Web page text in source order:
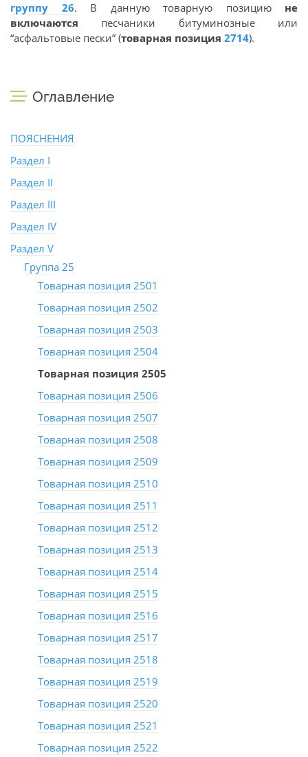
группу 26. В данную товарную позицию не
включаются песчаники битуминозные или
“асфальтовые пески” (товарная позиция 2714).
Оглавление
ПОЯСНЕНИЯ
Раздел I
Раздел II
Раздел III
Раздел IV
Раздел V
Группа 25
Товарная позиция 2501
Товарная позиция 2502
Товарная позиция 2503
Товарная позиция 2504
Товарная позиция 2505
Товарная позиция 2506
Товарная позиция 2507
Товарная позиция 2508
Товарная позиция 2509
Товарная позиция 2510
Товарная позиция 2511
Товарная позиция 2512
Товарная позиция 2513
Товарная позиция 2514
Товарная позиция 2515
Товарная позиция 2516
Товарная позиция 2517
Товарная позиция 2518
Товарная позиция 2519
Товарная позиция 2520
Товарная позиция 2521
Товарная позиция 2522